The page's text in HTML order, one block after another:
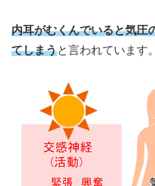
内耳がむくんでいると気圧
てしまうと言われています。